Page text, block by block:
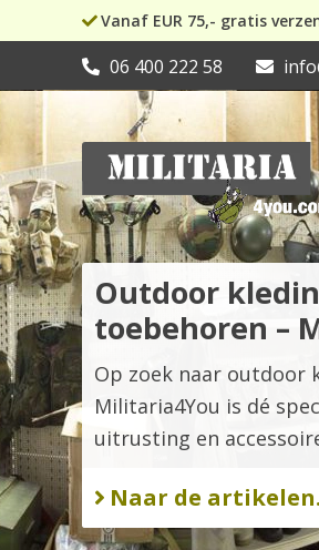
Vanaf EUR 75,- gratis
06 400 222 58
Outdoor
toebehoren –
Op zoek naar outdoor
Militaria4You is dé
uitrusting en
Naar de artikelen.